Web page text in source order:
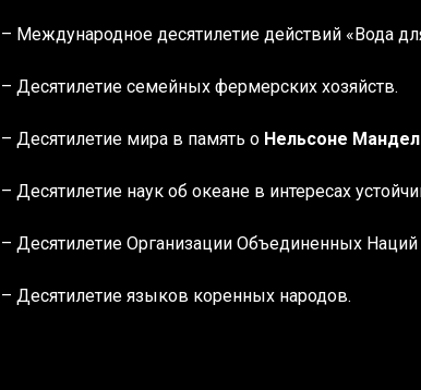
– Международное десятилетие действий «Вода
– Десятилетие семейных фермерских хозяйств.
– Десятилетие мира в память о Нельсоне
– Десятилетие наук об океане в интересах
– Десятилетие Организации Объединенных
– Десятилетие языков коренных народов.